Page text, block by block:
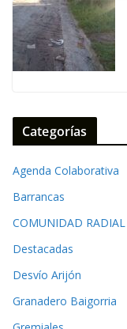
Categorías
Agenda Colaborativa
Barrancas
COMUNIDAD RADIAL
Destacadas
Desvío Arijón
Granadero Baigorria